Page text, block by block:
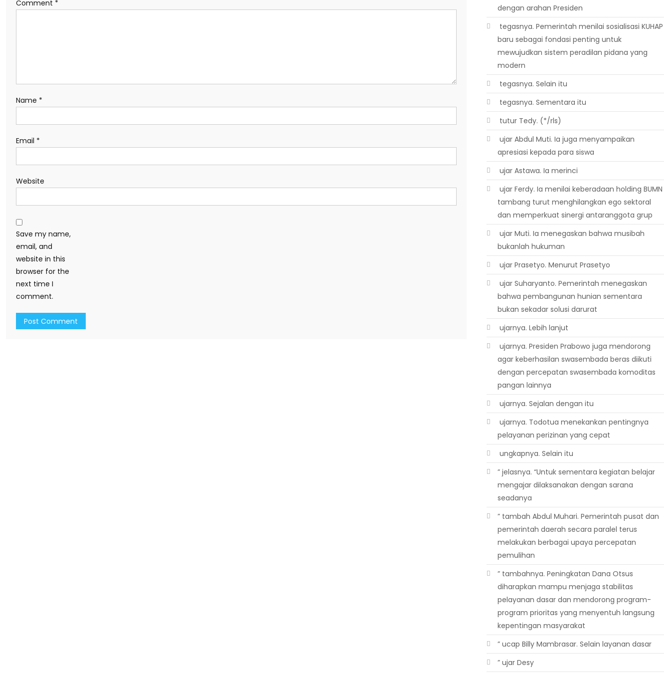
Comment *
Name *
Email *
Website
Save my name,
email, and
website in this
browser for the
next time I
comment.
dengan arahan Presiden
 tegasnya. Pemerintah menilai sosialisasi KUHAP
baru sebagai fondasi penting untuk
mewujudkan sistem peradilan pidana yang
modern
 tegasnya. Selain itu
 tegasnya. Sementara itu
 tutur Tedy. (*/rls)
 ujar Abdul Muti. Ia juga menyampaikan
apresiasi kepada para siswa
 ujar Astawa. Ia merinci
 ujar Ferdy. Ia menilai keberadaan holding BUMN
tambang turut menghilangkan ego sektoral
dan memperkuat sinergi antaranggota grup
 ujar Muti. Ia menegaskan bahwa musibah
bukanlah hukuman
 ujar Prasetyo. Menurut Prasetyo
 ujar Suharyanto. Pemerintah menegaskan
bahwa pembangunan hunian sementara
bukan sekadar solusi darurat
 ujarnya. Lebih lanjut
 ujarnya. Presiden Prabowo juga mendorong
agar keberhasilan swasembada beras diikuti
dengan percepatan swasembada komoditas
pangan lainnya
 ujarnya. Sejalan dengan itu
 ujarnya. Todotua menekankan pentingnya
pelayanan perizinan yang cepat
 ungkapnya. Selain itu
” jelasnya. “Untuk sementara kegiatan belajar
mengajar dilaksanakan dengan sarana
seadanya
” tambah Abdul Muhari. Pemerintah pusat dan
pemerintah daerah secara paralel terus
melakukan berbagai upaya percepatan
pemulihan
” tambahnya. Peningkatan Dana Otsus
diharapkan mampu menjaga stabilitas
pelayanan dasar dan mendorong program-
program prioritas yang menyentuh langsung
kepentingan masyarakat
” ucap Billy Mambrasar. Selain layanan dasar
” ujar Desy